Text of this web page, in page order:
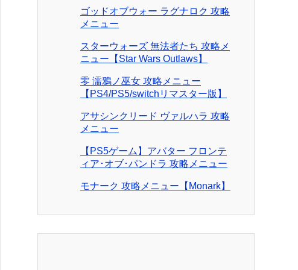
ゴッドオブウォー ラグナロク 攻略
メニュー
スターウォーズ 無法者たち 攻略メ
ニュー【Star Wars Outlaws】
零 濡鴉ノ巫女 攻略メニュー
【PS4/PS5/switchリマスター版】
アサシンクリード ヴァルハラ 攻略
メニュー
【PS5ゲーム】アバター フロンテ
ィア･オブ･パンドラ 攻略メニュー
モナーク 攻略メニュー【Monark】